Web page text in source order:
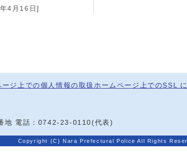
4月16日]
ージ上での個人情報の取扱ホームページ上でのSSL
地 電話： 0742-23-0110 (代表)
Copyright (C) Nara Prefectural Police All Rights